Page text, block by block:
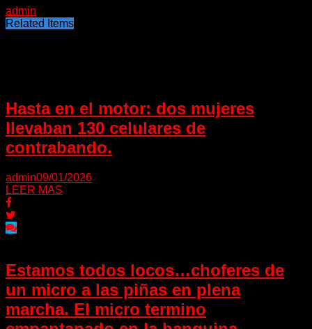
admin
Related Items
Hasta en el motor: dos mujeres
llevaban 130 celulares de
contrabando.
admin09/01/2026
LEER MAS
Estamos todos locos…choferes de
un micro a las piñas en plena
marcha. El micro termino